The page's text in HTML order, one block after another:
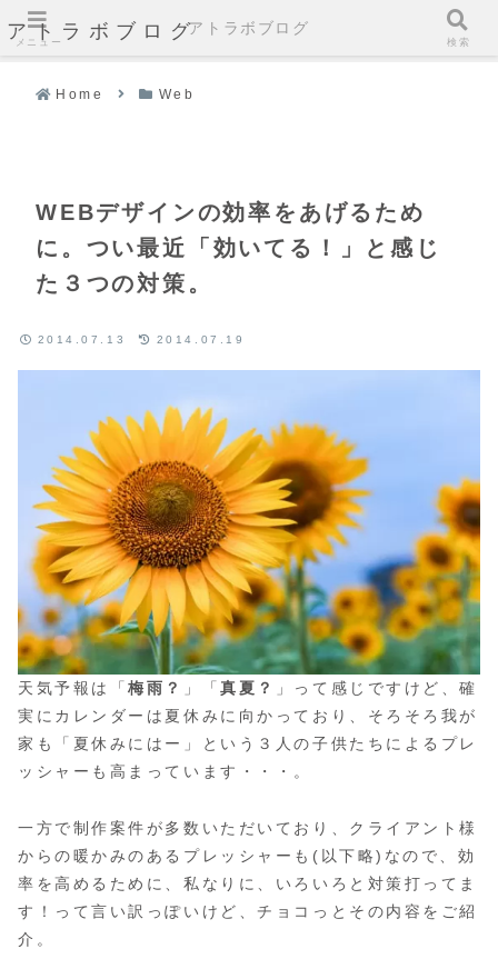
アトラボブログ
Home Web
WEBデザインの効率をあげるため
に。つい最近「効いてる！」と感じ
た３つの対策。
2014.07.13 2014.07.19
天気予報は「梅雨？ 」「真夏？
」って感じですけど、確
実にカレンダーは夏休みに向かっており、そろそろ我が
家も「夏休みにはー」という３人の子供たちによるプレ
ッシャーも高まっています・・・。
一方で制作案件が多数いただいており、クライアント様
からの暖かみのあるプレッシャーも(以下略)なので、効
率を高めるために、私なりに、いろいろと対策打ってま
す！って言い訳っぽいけど、チョコっとその内容をご紹
介。
メニュー
アトラボブログ
検索